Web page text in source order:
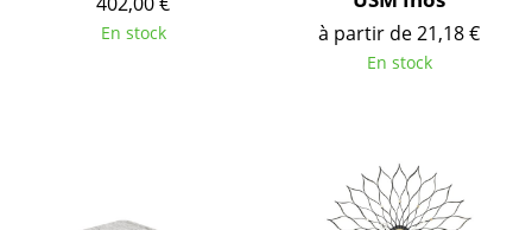
Tables hautes & Pupitres
En stock à partir de 21,18 €
En stock